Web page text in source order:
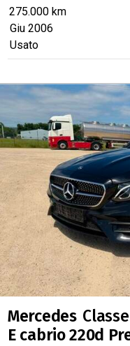
275.000 km
Giu 2006
Usato
Mercedes
E cabrio 220d